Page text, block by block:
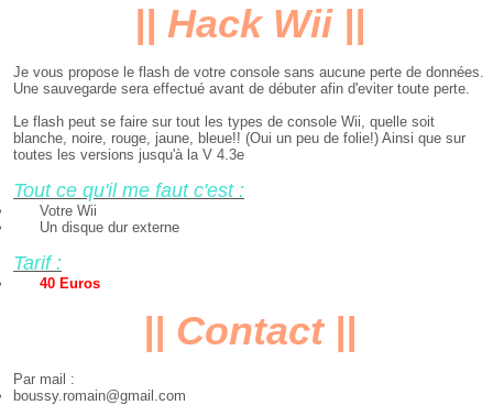
|| Hack Wii ||
Je vous propose le flash de votre console sans aucune perte de données.
Une sauvegarde sera effectué avant de débuter afin d'eviter toute perte.
Le flash peut se faire sur tout les types de console Wii, quelle soit
blanche, noire, rouge, jaune, bleue!! (Oui un peu de folie!) Ainsi que sur
toutes les versions jusqu'à la V 4.3e
Tout ce qu'il me faut c'est :
Votre Wii
Un disque dur externe
Tarif :
40 Euros
|| Contact ||
Par mail :
boussy.romain@gmail.com